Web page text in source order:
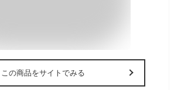
この商品をサイトでみる